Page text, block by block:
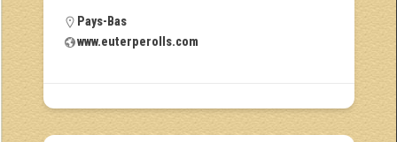
Pays-Bas
www.euterperolls.com